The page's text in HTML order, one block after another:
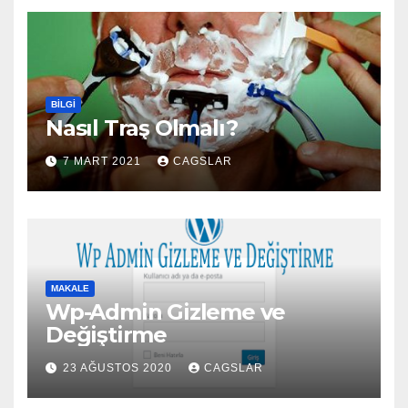
BILGI
Nasıl Traş Olmalı?
7 MART 2021 CAGSLAR
MAKALE
Wp-Admin Gizleme ve
Değiştirme
23 AĞUSTOS 2020 CAGSLAR